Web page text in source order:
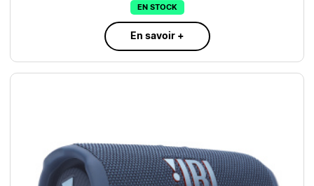
EN STOCK
En savoir +